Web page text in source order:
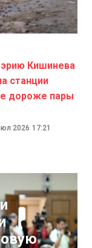
Кишинева
станции
дороже пары
2026 17:21